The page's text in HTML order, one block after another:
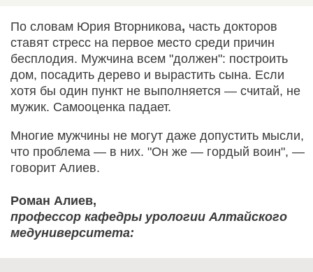
По словам Юрия Вторникова, часть докторов
ставят стресс на первое место среди причин
бесплодия. Мужчина всем "должен": построить
дом, посадить дерево и вырастить сына. Если
хотя бы один пункт не выполняется — считай, не
мужик. Самооценка падает.
Многие мужчины не могут даже допустить мысли,
что проблема — в них. "Он же — гордый воин", —
говорит Алиев.
Роман Алиев,
профессор кафедры урологии Алтайского
медуниверситета: